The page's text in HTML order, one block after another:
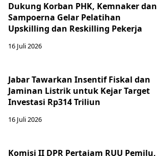
Dukung Korban PHK, Kemnaker dan
Sampoerna Gelar Pelatihan
Upskilling dan Reskilling Pekerja
16 Juli 2026
Jabar Tawarkan Insentif Fiskal dan
Jaminan Listrik untuk Kejar Target
Investasi Rp314 Triliun
16 Juli 2026
Komisi II DPR Pertajam RUU Pemilu,